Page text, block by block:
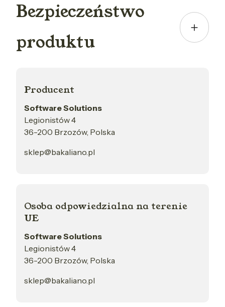
Bezpieczeństwo
produktu
Producent
Software Solutions
Legionistów 4
36-200 Brzozów, Polska
sklep@bakaliano.pl
Osoba odpowiedzialna na terenie
UE
Software Solutions
Legionistów 4
36-200 Brzozów, Polska
sklep@bakaliano.pl